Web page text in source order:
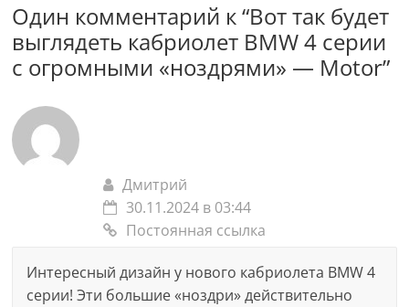
Один комментарий к “Вот так будет
выглядеть кабриолет BMW 4 серии
с огромными «ноздрями» — Motor”
Дмитрий
30.11.2024 в 03:44
Постоянная ссылка
Интересный дизайн у нового кабриолета BMW 4
серии! Эти большие «ноздри» действительно